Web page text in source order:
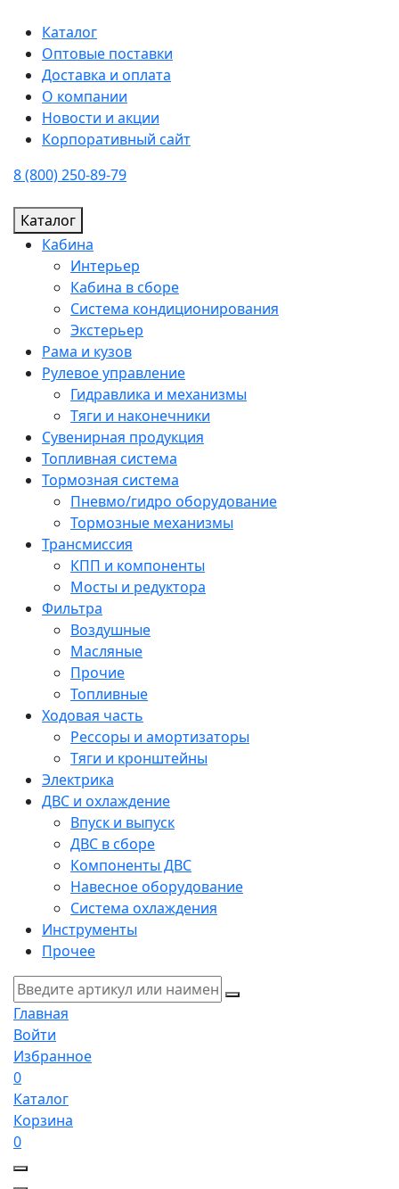
Каталог
Оптовые поставки
Доставка и оплата
О компании
Новости и акции
Корпоративный сайт
8 (800) 250-89-79
Каталог
Кабина
Интерьер
Кабина в сборе
Система кондиционирования
Экстерьер
Рама и кузов
Рулевое управление
Гидравлика и механизмы
Тяги и наконечники
Сувенирная продукция
Топливная система
Тормозная система
Пневмо/гидро оборудование
Тормозные механизмы
Трансмиссия
КПП и компоненты
Мосты и редуктора
Фильтра
Воздушные
Масляные
Прочие
Топливные
Ходовая часть
Рессоры и амортизаторы
Тяги и кронштейны
Электрика
ДВС и охлаждение
Впуск и выпуск
ДВС в сборе
Компоненты ДВС
Навесное оборудование
Система охлаждения
Инструменты
Прочее
Главная
Войти
Избранное
0
Каталог
Корзина
0